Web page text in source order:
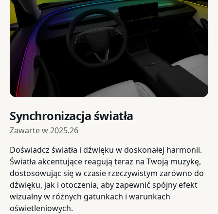
Synchronizacja światła
Zawarte w2025.26
Doświadcz światła i dźwięku w doskonałej harmonii.
Światła akcentujące reagują teraz na Twoją muzykę,
dostosowując się w czasie rzeczywistym zarówno do
dźwięku, jak i otoczenia, aby zapewnić spójny efekt
wizualny w różnych gatunkach i warunkach
oświetleniowych.